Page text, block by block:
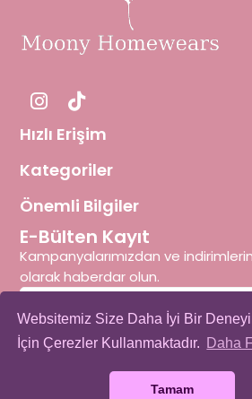
Websitemiz Size Daha İyi Bir
İçin Çerezler Kullanmaktadır.
Daha
Tamam
Hızlı Erişim
Kategoriler
Önemli Bilgiler
E-Bülten Kayıt
Kampanyalarımızdan ve
olarak haberdar olun.
kişisel verilerimin
Çerez Kullanımı